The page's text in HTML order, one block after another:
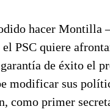
hacer Montilla
PSC quiere
de éxito el
modificar sus
como primer